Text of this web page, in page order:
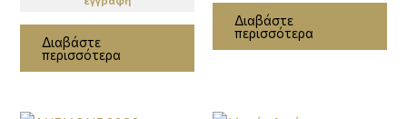
Διαβάστε
περισσότερα
Διαβάστε
περισσότερα